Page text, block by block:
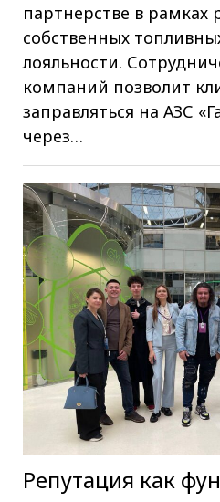
партнерстве в рамках
собственных
лояльности.
компаний позволит
заправляться на АЗС
через…
Репутация как